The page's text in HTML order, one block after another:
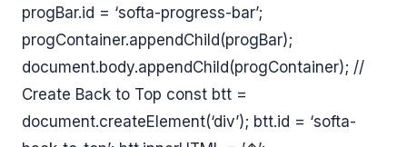
progBar.id = ‘softa-progress-bar’;
progContainer.appendChild(progBar);
document.body.appendChild(progContainer); //
Create Back to Top const btt =
document.createElement(‘div’); btt.id = ‘softa-